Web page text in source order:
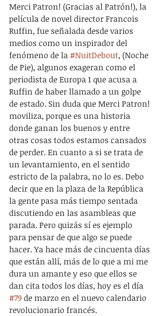
Merci Patron! (Gracias al Patrón!), la
película de novel director Francois
Ruffin, fue señalada desde varios
medios como un inspirador del
fenómeno de la #NuitDebout, (Noche
de Pie), algunos exageran como el
periodista de Europa 1 que acusa a
Ruffin de haber llamado a un golpe
de estado. Sin duda que Merci Patron!
moviliza, porque es una historia
donde ganan los buenos y entre
otras cosas todos estamos cansados
de perder. En cuanto a si se trata de
un levantamiento, en el sentido
estricto de la palabra, no lo es. Debo
decir que en la plaza de la República
la gente pasa más tiempo sentada
discutiendo en las asambleas que
parada. Pero quizás sí es ejemplo
para pensar de que algo se puede
hacer. Ya hace más de cincuenta días
que están allí, más de lo que a mi me
dura un amante y eso que ellos se
dan cita todos los días, hoy es el día
#79 de marzo en el nuevo calendario
revolucionario francés.